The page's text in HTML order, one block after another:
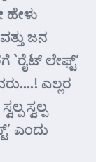
ಹೇಳು
ಜನ
ಲೇಫ್ಟ್’
ಎಲ್ಲರ
ಸ್ವಲ್ಪ
ಎ೦ದು